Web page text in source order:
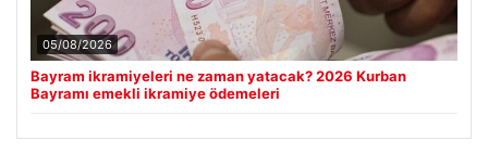
05/08/2026
Bayram ikramiyeleri ne zaman yatacak? 2026 Kurban
Bayramı emekli ikramiye ödemeleri